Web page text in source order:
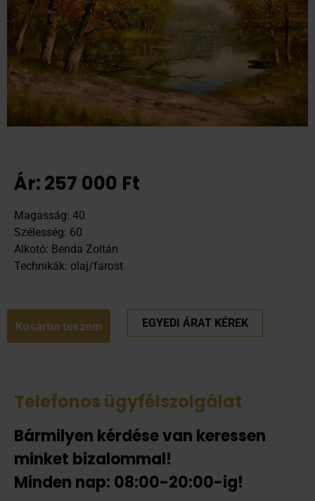
Ár:257 000 Ft
Magasság: 40
Szélesség: 60
Alkotó: Benda Zoltán
Technikák: olaj/farost
Kosárba teszem EGYEDI ÁRAT KÉREK
Telefonos ügyfélszolgálat
Bármilyen kérdése van keressen
minket bizalommal!
Minden nap: 08:00-20:00-ig!